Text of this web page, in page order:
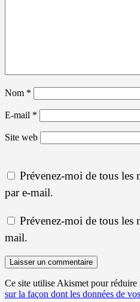
Nom *
E-mail *
Site web
Prévenez-moi de tous les
par e-mail.
Prévenez-moi de tous les
mail.
Ce site utilise Akismet pour réduire
sur la façon dont les données de